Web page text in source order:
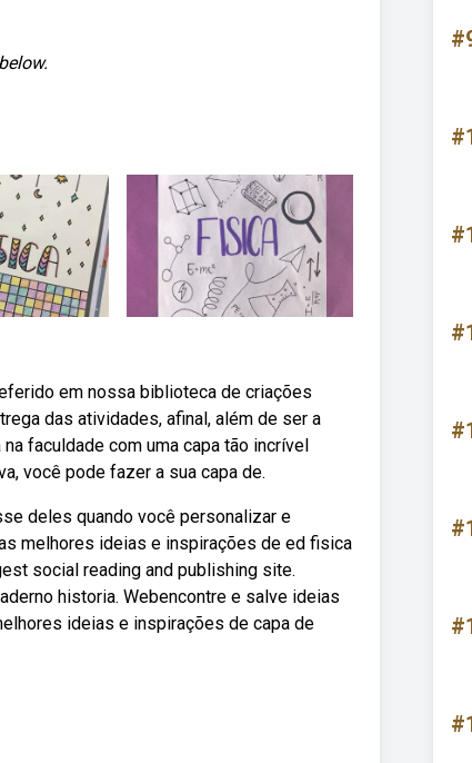
em nossa biblioteca de criações
das atividades, afinal, além de ser a
faculdade com uma capa tão incrível
você pode fazer a sua capa de.
deles quando você personalizar e
melhores ideias e inspirações de ed fisica
social reading and publishing site.
historia. Webencontre e salve ideias
ideias e inspirações de capa de